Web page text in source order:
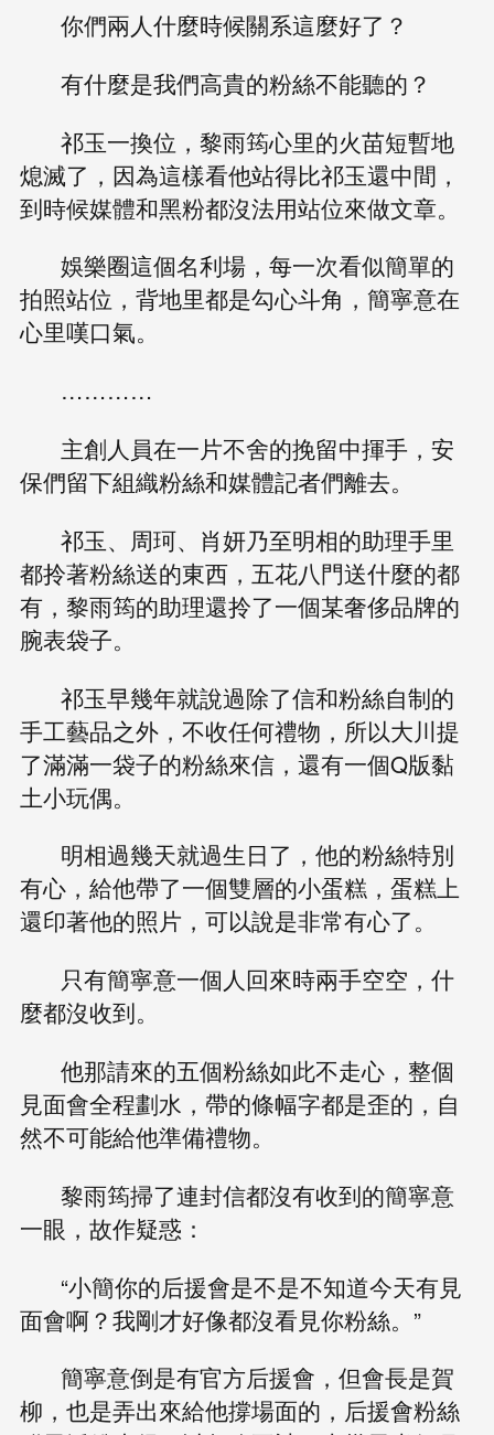
你們兩人什麼時候關系這麼好了？
有什麼是我們高貴的粉絲不能聽的？
祁玉一換位，黎雨筠心里的火苗短暫地
熄滅了，因為這樣看他站得比祁玉還中間，
到時候媒體和黑粉都沒法用站位來做文章。
娛樂圈這個名利場，每一次看似簡單的
拍照站位，背地里都是勾心斗角，簡寧意在
心里嘆口氣。
…………
主創人員在一片不舍的挽留中揮手，安
保們留下組織粉絲和媒體記者們離去。
祁玉、周珂、肖妍乃至明相的助理手里
都拎著粉絲送的東西，五花八門送什麼的都
有，黎雨筠的助理還拎了一個某奢侈品牌的
腕表袋子。
祁玉早幾年就說過除了信和粉絲自制的
手工藝品之外，不收任何禮物，所以大川提
了滿滿一袋子的粉絲來信，還有一個Q版黏
土小玩偶。
明相過幾天就過生日了，他的粉絲特別
有心，給他帶了一個雙層的小蛋糕，蛋糕上
還印著他的照片，可以說是非常有心了。
只有簡寧意一個人回來時兩手空空，什
麼都沒收到。
他那請來的五個粉絲如此不走心，整個
見面會全程劃水，帶的條幅字都是歪的，自
然不可能給他準備禮物。
黎雨筠掃了連封信都沒有收到的簡寧意
一眼，故作疑惑：
“小簡你的后援會是不是不知道今天有見
面會啊？我剛才好像都沒看見你粉絲。”
簡寧意倒是有官方后援會，但會長是賀
柳，也是弄出來給他撐場面的，后援會粉絲